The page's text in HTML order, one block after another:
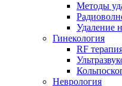
Методы
Удаление
Гинекология
RF
Неврология